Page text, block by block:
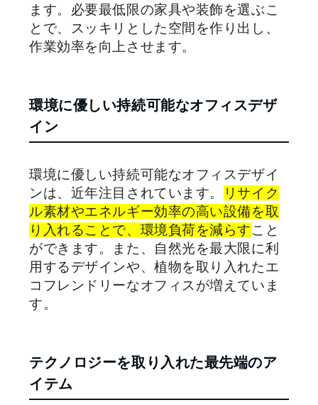
ます。必要最低限の家具や装飾を選ぶこ
とで、スッキリとした空間を作り出し、
作業効率を向上させます。
環境に優しい持続可能なオフィスデザ
イン
環境に優しい持続可能なオフィスデザイ
ンは、近年注目されています。
リサイク
ル素材やエネルギー効率の高い設備を取
り入れることで、環境負荷を減らすこと
ができます。また、自然光を最大限に利
用するデザインや、植物を取り入れたエ
コフレンドリーなオフィスが増えていま
す。
テクノロジーを取り入れた最先端のア
イテム